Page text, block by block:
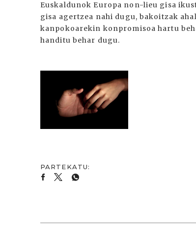
Euskaldunok Europa non-lieu gisa
gisa agertzea nahi dugu, bakoitzak
kanpokoarekin konpromisoa hartu
handitu behar dugu.